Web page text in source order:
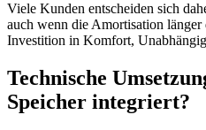
Viele Kunden entscheiden sich
auch wenn die Amortisation länger
Investition in Komfort,
Technische
Speicher integriert?